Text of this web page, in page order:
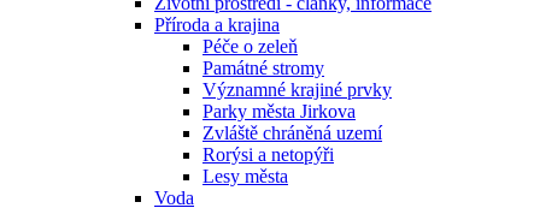
Příroda a krajina
Péče o zeleň
Památné stromy
Významné krajiné prvky
Parky města Jirkova
Zvláště chráněná uzemí
Rorýsi a netopýři
Lesy města
Voda